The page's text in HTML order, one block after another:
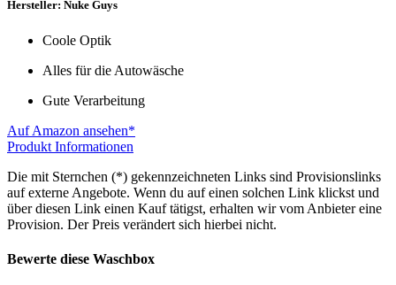
Hersteller: Nuke Guys
Coole Optik
Alles für die Autowäsche
Gute Verarbeitung
Auf Amazon ansehen*
Produkt Informationen
Die mit Sternchen (*) gekennzeichneten Links sind Provisionslinks
auf externe Angebote. Wenn du auf einen solchen Link klickst und
über diesen Link einen Kauf tätigst, erhalten wir vom Anbieter eine
Provision. Der Preis verändert sich hierbei nicht.
Bewerte diese Waschbox